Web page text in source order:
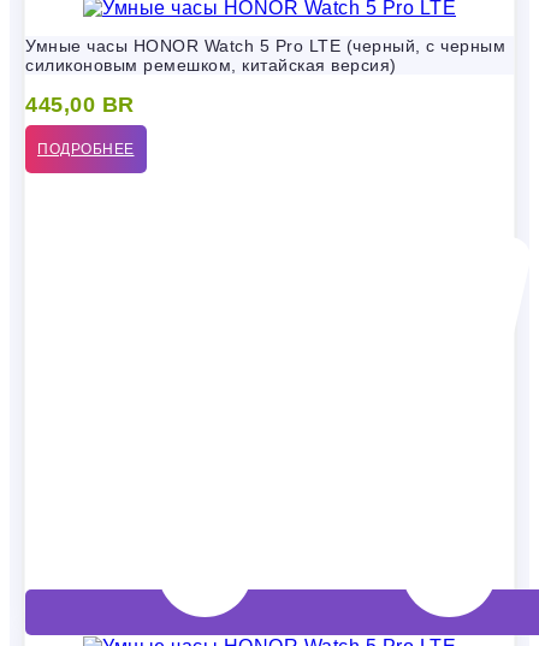
Умные часы HONOR Watch 5 Pro LTE (черный, с черным
силиконовым ремешком, китайская версия)
445,00 BR
ПОДРОБНЕЕ